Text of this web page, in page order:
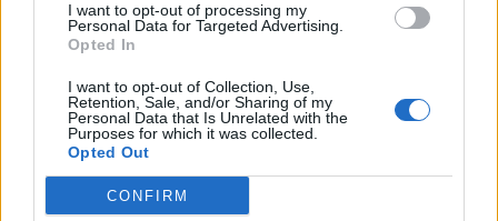
I want to opt-out of processing my
Personal Data for Targeted Advertising.
Opted In
I want to opt-out of Collection, Use,
Retention, Sale, and/or Sharing of my
Personal Data that Is Unrelated with the
Purposes for which it was collected.
Opted Out
CONFIRM
MM-kullasta käytiin armoton vääntö –
Leijonat voitti maailmanmestaruuden
jatkoajalla